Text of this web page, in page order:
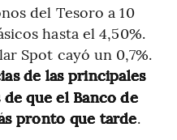
del Tesoro a 10
hasta el 4,50%.
Spot cayó un 0,7%.
de las principales
que el Banco de
pronto que tarde.